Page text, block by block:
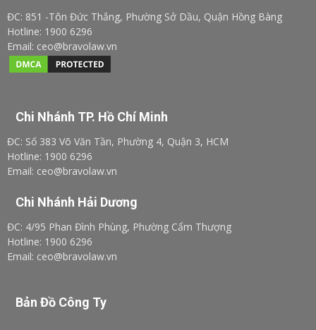
ĐC: 851 -Tôn Đức Thắng, Phường Sở Dầu, Quận Hồng Bàng
Hotline: 1900 6296
Email: ceo@bravolaw.vn
Chi Nhánh TP. Hồ Chí Minh
ĐC: Số 383 Võ Văn Tần, Phường 4, Quận 3, HCM
Hotline: 1900 6296
Email: ceo@bravolaw.vn
Chi Nhánh Hải Dương
ĐC: 4/95 Phan Đình Phùng, Phường Cẩm Thượng
Hotline: 1900 6296
Email: ceo@bravolaw.vn
Bản Đồ Công Ty